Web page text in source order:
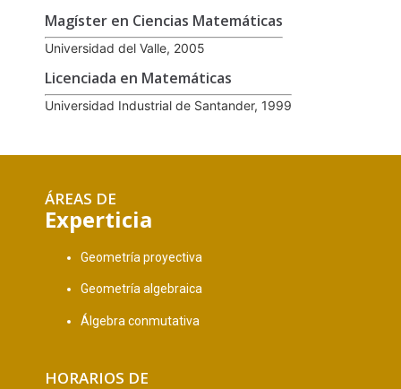
Magíster en Ciencias Matemáticas
Universidad del Valle, 2005
Licenciada en Matemáticas
Universidad Industrial de Santander, 1999
ÁREAS DE
Experticia
Geometría proyectiva
Geometría algebraica
Álgebra conmutativa
HORARIOS DE